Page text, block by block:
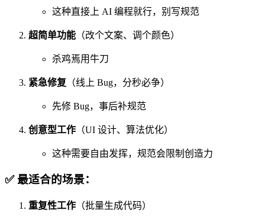
这种直接上 AI 编程就行，别写规范
超简单功能 （改个文案、调个颜色）
杀鸡焉用牛刀
紧急修复 （线上 Bug，分秒必争）
先修 Bug，事后补规范
创意型工作 （UI 设计、算法优化）
这种需要自由发挥，规范会限制创造力
✅ 最适合的场景：
重复性工作 （批量生成代码）